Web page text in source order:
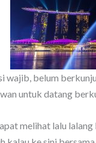
wajib, belum
untuk datang
melihat lalu